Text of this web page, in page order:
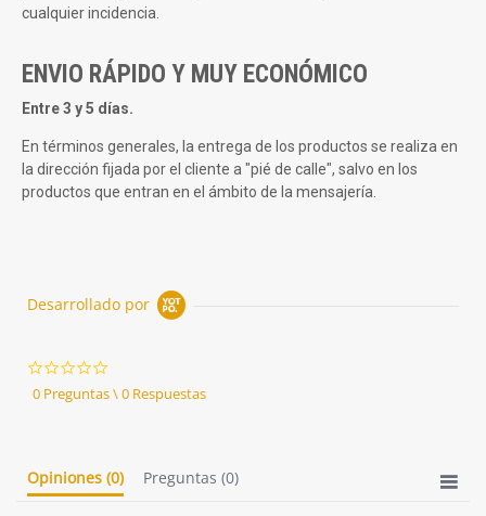
cualquier incidencia.
ENVIO RÁPIDO Y MUY ECONÓMICO
Entre 3 y 5 días.
En términos generales, la entrega de los productos se realiza en
la dirección fijada por el cliente a "pié de calle", salvo en los
productos que entran en el ámbito de la mensajería.
Desarrollado por
star
rating
0 Preguntas \ 0 Respuestas
Opiniones (0) Preguntas (0)